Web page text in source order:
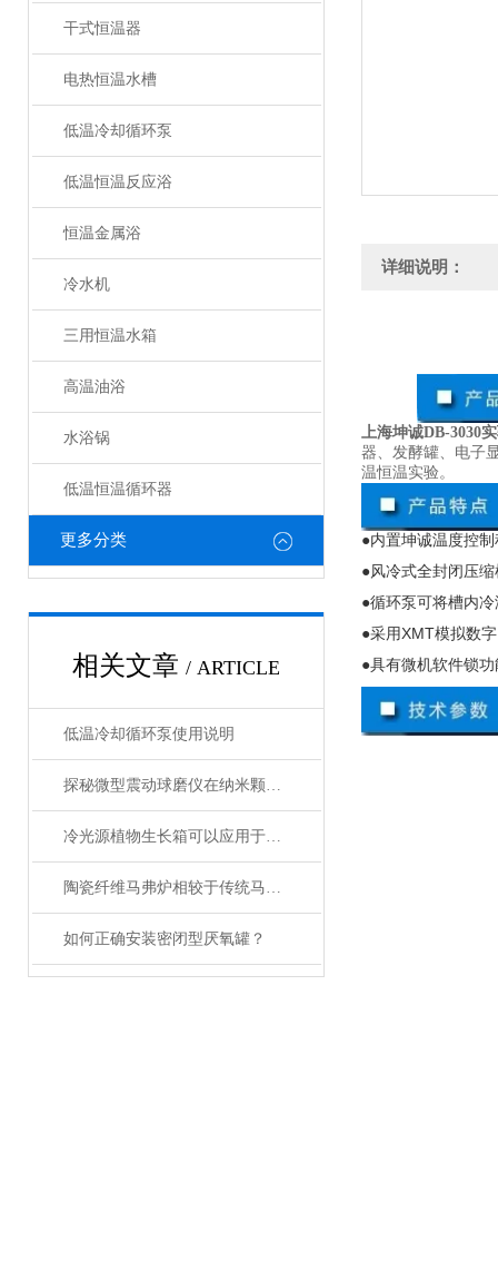
干式恒温器
电热恒温水槽
低温冷却循环泵
低温恒温反应浴
恒温金属浴
冷水机
三用恒温水箱
高温油浴
水浴锅
低温恒温循环器
更多分类
相关文章 / ARTICLE
低温冷却循环泵使用说明
探秘微型震动球磨仪在纳米颗粒制备中的关键作用
冷光源植物生长箱可以应用于各种植物的生长
陶瓷纤维马弗炉相较于传统马弗炉有哪些提升？
如何正确安装密闭型厌氧罐？
详细说明：
上海坤诚DB-3030
器、发酵罐、电子
温恒温实验。
●内置坤诚温度控
●风冷式全封闭压
●循环泵可将槽内
●采用XMT模拟数字
●具有微机软件锁